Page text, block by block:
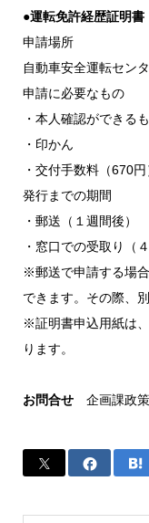
●運転免許経歴証明書
申請場所
自動車安全運転セン
申請に必要なもの
・本人確認ができる
・印かん
・交付手数料（670円
発行までの期間
・郵送（１週間後）
・窓口での受取り（
※郵送で申請する場
できます。その際、
※証明書申込用紙は
ります。
お問合せ 企画課政